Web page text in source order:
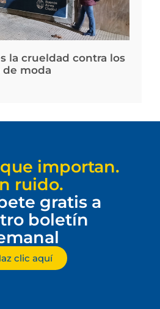
la crueldad contra los
de moda
importan.
ruido.
gratis a
boletín
clic aquí